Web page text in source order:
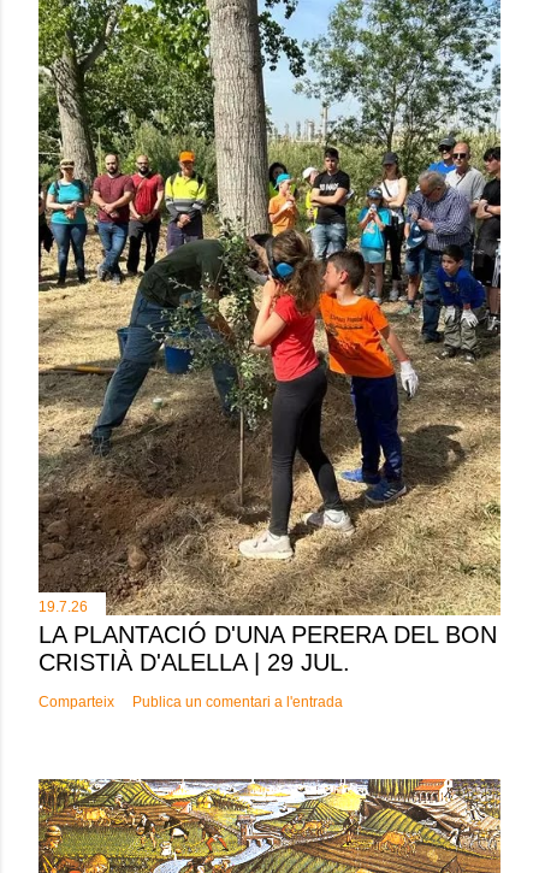
19.7.26
LA PLANTACIÓ D'UNA PERERA DEL BON
CRISTIÀ D'ALELLA | 29 JUL.
Comparteix Publica un comentari a l'entrada